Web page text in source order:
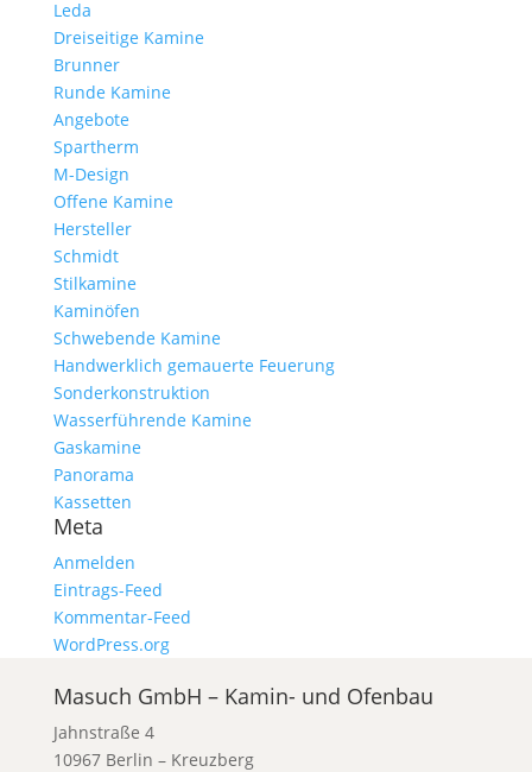
Leda
Dreiseitige Kamine
Brunner
Runde Kamine
Angebote
Spartherm
M-Design
Offene Kamine
Hersteller
Schmidt
Stilkamine
Kaminöfen
Schwebende Kamine
Handwerklich gemauerte Feuerung
Sonderkonstruktion
Wasserführende Kamine
Gaskamine
Panorama
Kassetten
Meta
Anmelden
Eintrags-Feed
Kommentar-Feed
WordPress.org
Masuch GmbH – Kamin- und Ofenbau
Jahnstraße 4
10967 Berlin – Kreuzberg